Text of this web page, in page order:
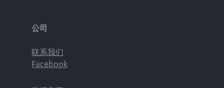
公司
联系我们
Facebook